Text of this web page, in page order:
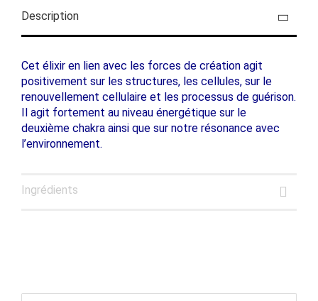
Description
Cet élixir en lien avec les forces de création agit
positivement sur les structures, les cellules, sur le
renouvellement cellulaire et les processus de guérison.
Il agit fortement au niveau énergétique sur le
deuxième chakra ainsi que sur notre résonance avec
l’environnement.
Ingrédients